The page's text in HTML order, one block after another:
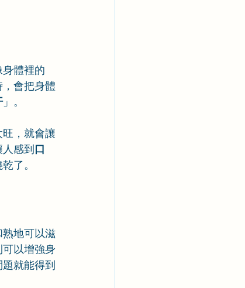
體裡的
會把身體
」。
，就會讓
感到口
了。
地可以滋
以增強身
就能得到